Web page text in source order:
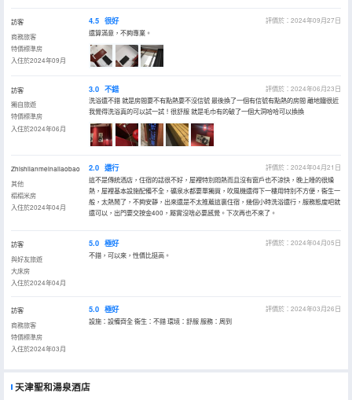
訪客
商務旅客
特價標準房
入住於2024年09月
4.5 很好
評價於：2024年09月27日
還算滿意，不夠專業。
訪客
獨自旅遊
特價標準房
入住於2024年06月
3.0 不錯
評價於：2024年06月23日
洗浴還不錯 就是房間要不有點熱要不沒信號 最後換了一個有信號有點熱的房間 離地鐵很近
我覺得洗浴真的可以試一試！很舒服 就是毛巾有的破了一個大洞哈哈可以換換
Zhishilanmeinailaobao
其他
榻榻米房
入住於2024年04月
2.0 還行
評價於：2024年04月21日
這不是傳統酒店，住宿的話很不好，屋裡特別悶熱而且沒有窗戶也不涼快，晚上睡的很燥
熱，屋裡基本設施配備不全，礦泉水都要單獨買，吹風機還得下一樓用特別不方便，衞生一
般，太熱鬧了，不夠安靜，出來還是不太推薦這裏住宿，幾個小時洗浴還行，服務態度吧就
還可以，出門要交按金400，屬實沒啥必要感覺。下次再也不來了。
訪客
與好友旅遊
大床房
入住於2024年04月
5.0 極好
評價於：2024年04月05日
不錯，可以來，性價比挺高。
訪客
商務旅客
特價標準房
入住於2024年03月
5.0 極好
評價於：2024年03月26日
設施：設備齊全 衞生：不錯 環境：舒服 服務：周到
天津聖和湯泉酒店